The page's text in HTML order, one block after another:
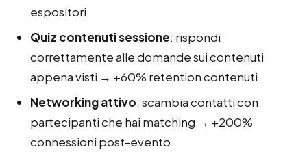
espositori
Quiz contenuti sessione: rispondi
correttamente alle domande sui contenuti
appena visti → +60% retention contenuti
Networking attivo: scambia contatti con
partecipanti che hai matching → +200%
connessioni post-evento